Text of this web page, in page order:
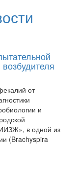
от
и
в одной из
(Brachyspira